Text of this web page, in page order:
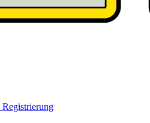
Registrierung